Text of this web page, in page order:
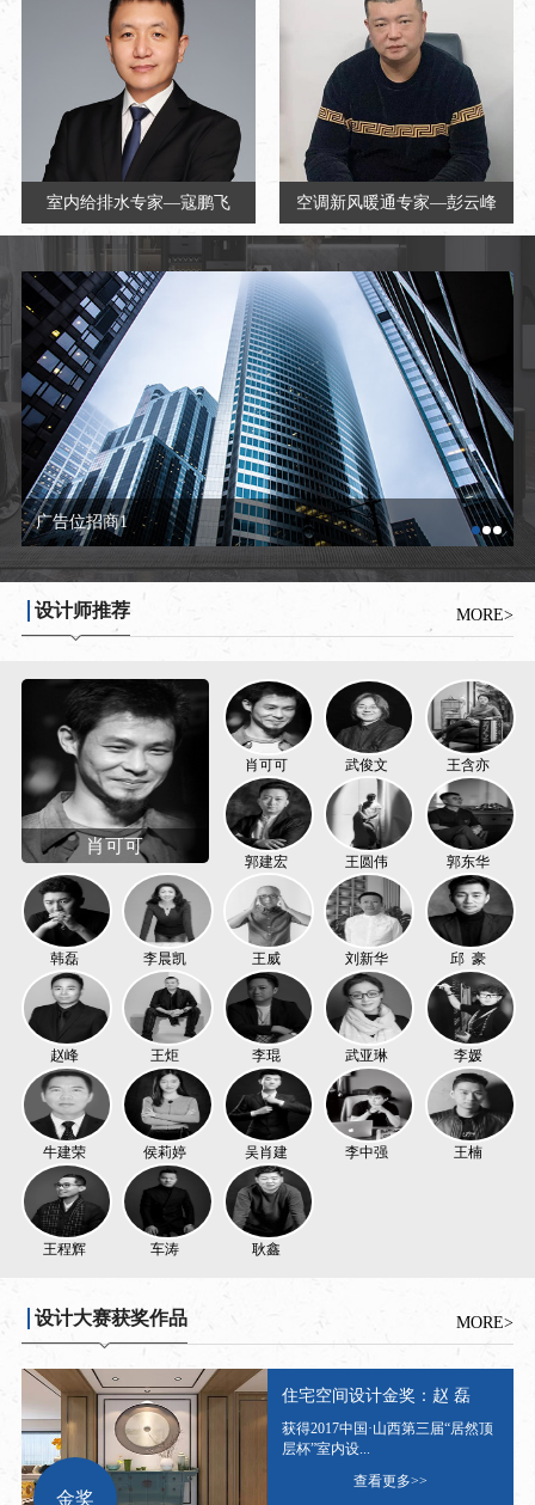
室内给排水专家—寇鹏飞 空调新风暖通专家—彭云峰
广告位招商2
设计师推荐 MORE>
肖可可
肖可可 武俊文 王含亦
郭建宏 王圆伟 郭东华
韩磊 李晨凯 王威 刘新华 邱 豪
赵峰 王炬 李琨 武亚琳 李媛
牛建荣 侯莉婷 吴肖建 李中强 王楠
王程辉 车涛 耿鑫
设计大赛获奖作品 MORE>
金奖
住宅空间设计金奖：赵 磊
获得2017中国·山西第三届“居然顶
层杯”室内设...
查看更多>>